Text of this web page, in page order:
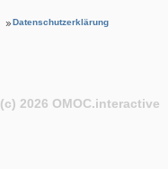
Datenschutzerklärung
(c) 2026 OMOC.interactive